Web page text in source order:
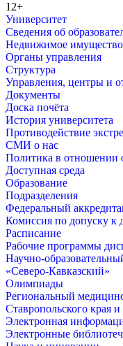
12+
Университет
Сведения об
Недвижимое имущество
Органы управления
Структура
Управления, центры и
Документы
Доска почёта
История университета
Противодействие
СМИ о нас
Политика в отношении
Доступная среда
Образование
Подразделения
Федеральный
Комиссия по допуску к
Расписание
Рабочие программы
Научно-
«Северо-Кавказский»
Олимпиады
Региональный
Ставропольского края
Электронная
Электронные